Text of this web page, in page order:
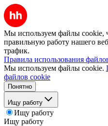
Мы используем файлы cookie,
правильную работу нашего
трафик.
Правила использования
Мы используем файлы cookie.
файлов cookie
Понятно
Ищу работу
Ищу работу
Ищу работу